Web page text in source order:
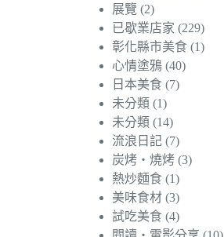
展覽 (2)
已歇業店家 (229)
彰化縣市美食 (1)
心情塗鴉 (40)
日本美食 (7)
未分類 (1)
未分類 (14)
流浪日記 (7)
炭烤‧燒烤 (3)
熱炒麵食 (1)
美味食材 (3)
試吃美食 (4)